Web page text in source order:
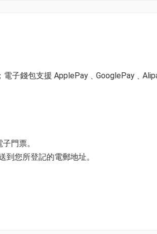
孩子的卓越成長！📜
木舟、溪降及飛索體驗。教練團隊會在安
、合作與解難，發掘領袖潛能。完成後將
子錢包支援
門票。
您所登記的電郵地址。